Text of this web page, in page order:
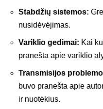
Stabdžių sistemos:
nusidėvėjimas.
Variklio gedimai: Kai
pranešta apie variklio
Transmisijos
buvo pranešta apie
ir nuotėkius.